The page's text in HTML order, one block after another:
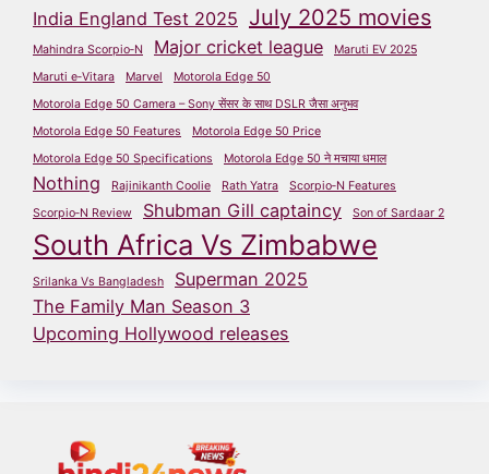
India England Test 2025 July 2025 movies
Mahindra Scorpio‑N Major cricket league
Maruti EV 2025
Maruti e‑Vitara
Marvel
Motorola Edge 50
Motorola Edge 50 Camera – Sony सेंसर के साथ DSLR जैसा अनुभव
Motorola Edge 50 Features
Motorola Edge 50 Price
Motorola Edge 50 Specifications
Motorola Edge 50 ने मचाया धमाल
Nothing Rajinikanth Coolie Rath Yatra
Scorpio‑N Features
Scorpio‑N Review
Shubman Gill captaincy Son of Sardaar 2
South Africa Vs Zimbabwe
Srilanka Vs Bangladesh
Superman 2025
The Family Man Season 3
Upcoming Hollywood releases